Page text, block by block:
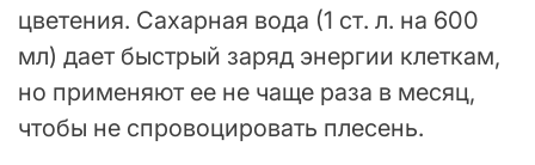
цветения. Сахарная вода (1 ст. л. на 600
мл) дает быстрый заряд энергии клеткам,
но применяют ее не чаще раза в месяц,
чтобы не спровоцировать плесень.